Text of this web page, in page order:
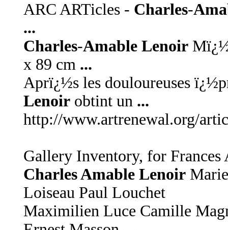
ARC ARTicles - Charles-
...
Charles-Amable Lenoir
x 89 cm ...
Aprï¿½s les douloureuses
Lenoirobtint un ...
http://www.artrenewal.org/
Gallery Inventory, for
Charles Amable LenoirMarie
Loiseau Paul Louchet
Maximilien Luce Camille